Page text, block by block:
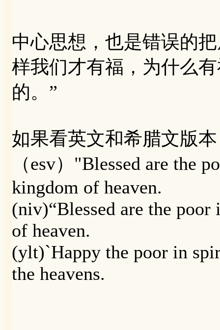
中心思想，也是错误的
样我们才有福，为什么
的。”
如果看英文和希腊文版
（esv）"Blessed are the
kingdom of heaven.
(niv)“Blessed are the
of heaven.
(ylt)`Happy the poor in
the heavens.